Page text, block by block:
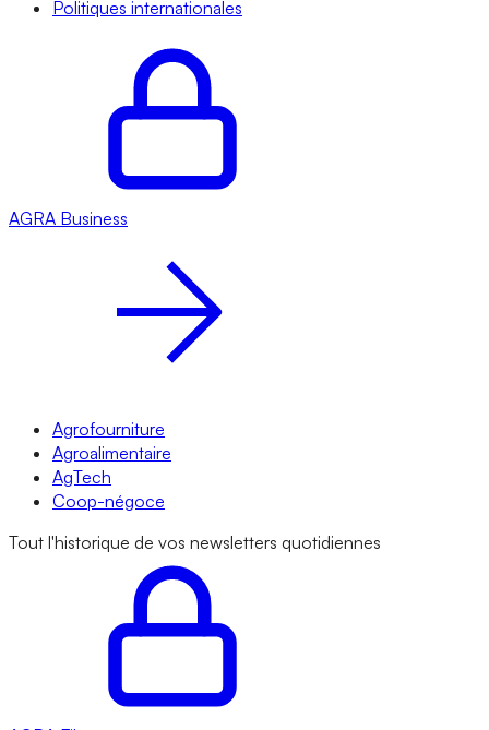
Politiques internationales
AGRA Business
Agrofourniture
Agroalimentaire
AgTech
Coop-négoce
Tout l'historique de vos newsletters quotidiennes